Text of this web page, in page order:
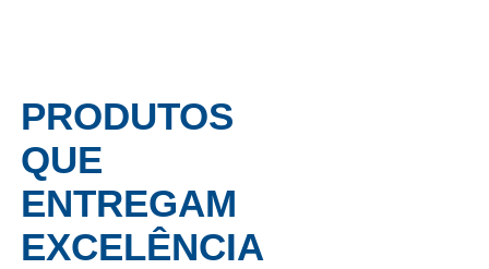
PRODUTOS
QUE
ENTREGAM
EXCELÊNCIA